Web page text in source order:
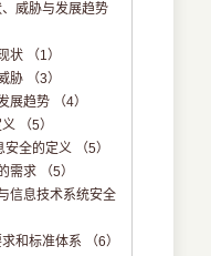
威胁与发展趋势
（1）
（3）
趋势 （4）
（5）
全的定义 （5）
求 （5）
信息技术系统安全
和标准体系 （6）